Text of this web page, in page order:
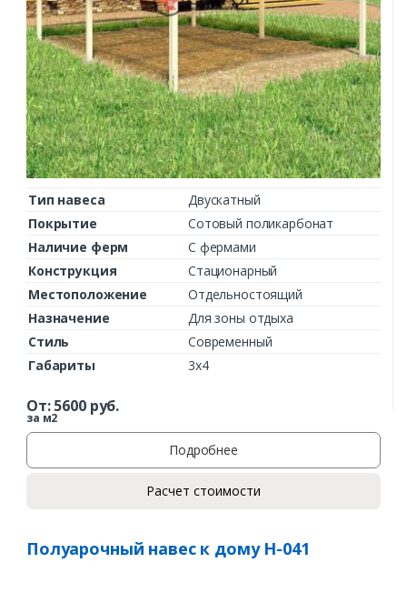
Заказать
Ваш телефон*
Тип навеса
Двускатный
Покрытие
Сотовый поликарбонат
Наличие ферм
С фермами
Конструкция
Стационарный
Местоположение
Отдельностоящий
Назначение
Для зоны отдыха
Стиль
Современный
Габариты
3х4
От:5600руб.
за м2
Подробнее
Расчет стоимости
Полуарочный навес к дому Н-041